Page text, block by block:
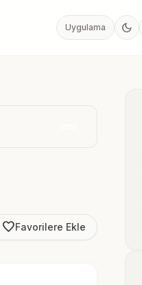
Uygulama dark_mode
favorite_borderFavorilere Ekle